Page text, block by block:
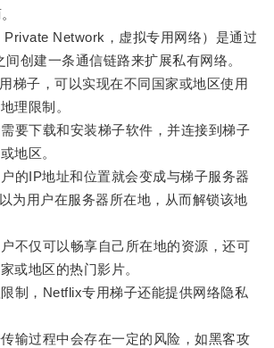
Network，虚拟专用网络）是通过
创建一条通信链路来扩展私有网络。
子，可以实现在不同国家或地区使用
理限制。
下载和安装梯子软件，并连接到梯子
地区。
IP地址和位置就会变成与梯子服务器
为用户在服务器所在地，从而解锁该地
仅可以畅享自己所在地的资源，还可
或地区的热门影片。
，Netflix专用梯子还能提供网络隐私
过程中会存在一定的风险，如黑客攻